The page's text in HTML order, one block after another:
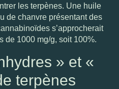
les terpènes. Une huile
de chanvre présentant des
s’approcherait
de 1000 mg/g, soit 100%.
» et «
terpènes